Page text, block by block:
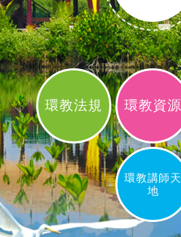
環教法規 環教資源
環教講師天
地